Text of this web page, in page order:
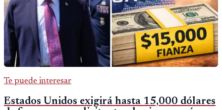
Te puede interesar
Estados Unidos exigirá hasta 15,000 dólares